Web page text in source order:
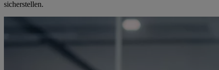
sicherstellen.